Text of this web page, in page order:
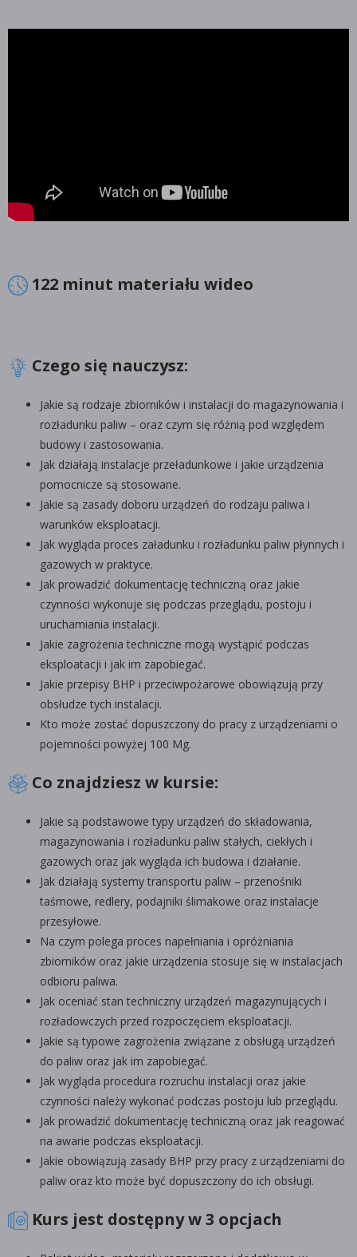
122 minut materiału wideo
Czego się nauczysz:
Jakie są rodzaje zbiorników i instalacji do magazynowania i
rozładunku paliw – oraz czym się różnią pod względem
budowy i zastosowania.
Jak działają instalacje przeładunkowe i jakie urządzenia
pomocnicze są stosowane.
Jakie są zasady doboru urządzeń do rodzaju paliwa i
warunków eksploatacji.
Jak wygląda proces załadunku i rozładunku paliw płynnych i
gazowych w praktyce.
Jak prowadzić dokumentację techniczną oraz jakie
czynności wykonuje się podczas przeglądu, postoju i
uruchamiania instalacji.
Jakie zagrożenia techniczne mogą wystąpić podczas
eksploatacji i jak im zapobiegać.
Jakie przepisy BHP i przeciwpożarowe obowiązują przy
obsłudze tych instalacji.
Kto może zostać dopuszczony do pracy z urządzeniami o
pojemności powyżej 100 Mg.
Co znajdziesz w kursie:
Jakie są podstawowe typy urządzeń do składowania,
magazynowania i rozładunku paliw stałych, ciekłych i
gazowych oraz jak wygląda ich budowa i działanie.
Jak działają systemy transportu paliw – przenośniki
taśmowe, redlery, podajniki ślimakowe oraz instalacje
przesyłowe.
Na czym polega proces napełniania i opróżniania
zbiorników oraz jakie urządzenia stosuje się w instalacjach
odbioru paliwa.
Jak oceniać stan techniczny urządzeń magazynujących i
rozładowczych przed rozpoczęciem eksploatacji.
Jakie są typowe zagrożenia związane z obsługą urządzeń
do paliw oraz jak im zapobiegać.
Jak wygląda procedura rozruchu instalacji oraz jakie
czynności należy wykonać podczas postoju lub przeglądu.
Jak prowadzić dokumentację techniczną oraz jak reagować
na awarie podczas eksploatacji.
Jakie obowiązują zasady BHP przy pracy z urządzeniami do
paliw oraz kto może być dopuszczony do ich obsługi.
Kurs jest dostępny w 3 opcjach